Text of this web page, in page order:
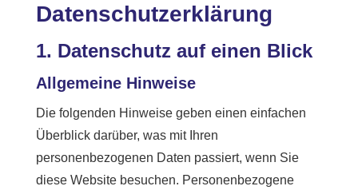
Datenschutz­erklärung
1. Datenschutz auf einen Blick
Allgemeine Hinweise
Die folgenden Hinweise geben einen einfachen
Überblick darüber, was mit Ihren
personenbezogenen Daten passiert, wenn Sie
diese Website besuchen. Personenbezogene